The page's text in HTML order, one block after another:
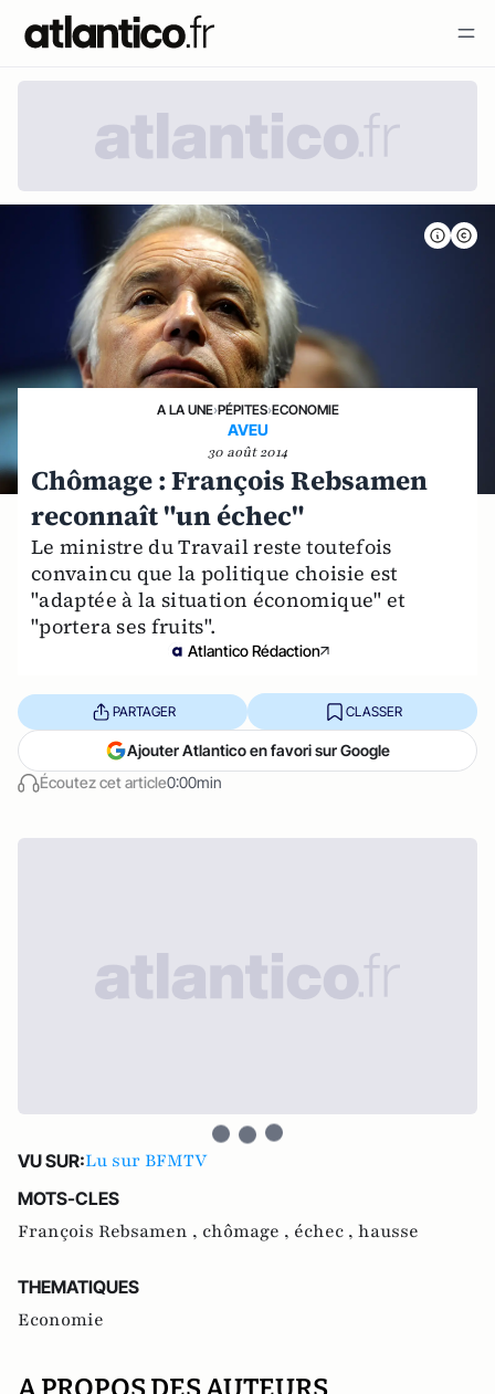
A LA UNE›PÉPITES›ECONOMIE
AVEU
30 août 2014
Chômage : François Rebsamen
reconnaît "un échec"
Le ministre du Travail reste toutefois
convaincu que la politique choisie est
"adaptée à la situation économique" et
"portera ses fruits".
Atlantico Rédaction
Écoutez cet article0:00min
PARTAGER CLASSER
Ajouter Atlantico en favori sur Google
VU SUR:Lu sur BFMTV
MOTS-CLES
François Rebsamen , chômage , échec , hausse
THEMATIQUES
Economie